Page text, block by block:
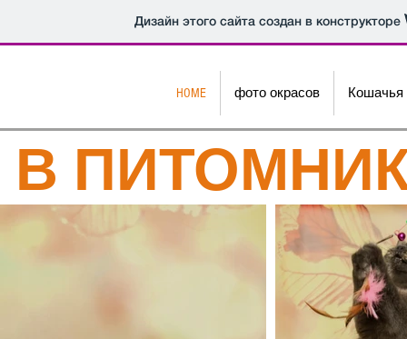
Дизайн этого сайта создан в конструкторе
HOME фото окрасов Кошачья
В